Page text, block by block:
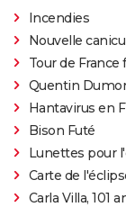
Incendies
Nouvelle
Tour de
Quentin
Hantavirus en
Bison Futé
Lunettes pour
Carte de
Carla Villa, 101